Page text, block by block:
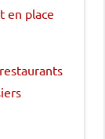
en place